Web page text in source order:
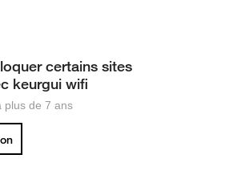
certains sites
keurgui wifi
plus de 7 ans